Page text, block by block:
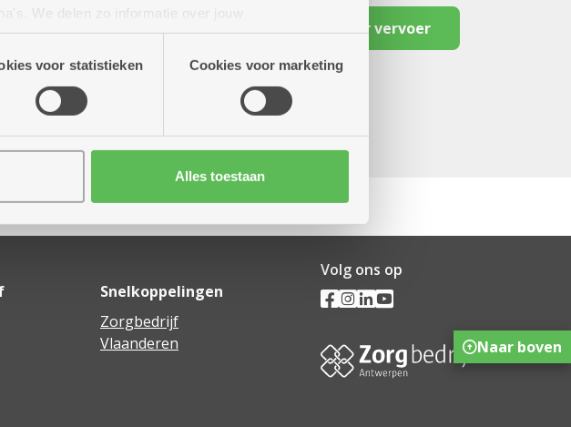
We delen zo informatie over jouw
en analyse. Deze partners kunnen deze gegevens
voor statistieken Cookies voor marketing
Alles toestaan
Reserveer vervoer
Snelkoppelingen
Zorgbedrijf
Vlaanderen
Volg ons op
Naar boven